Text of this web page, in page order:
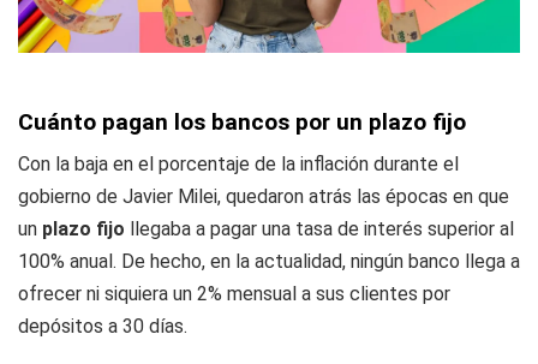
Cuánto pagan los bancos por un plazo fijo
Con la baja en el porcentaje de la inflación durante el
gobierno de Javier Milei, quedaron atrás las épocas en que
un plazo fijo llegaba a pagar una tasa de interés superior al
100% anual. De hecho, en la actualidad, ningún banco llega a
ofrecer ni siquiera un 2% mensual a sus clientes por
depósitos a 30 días.